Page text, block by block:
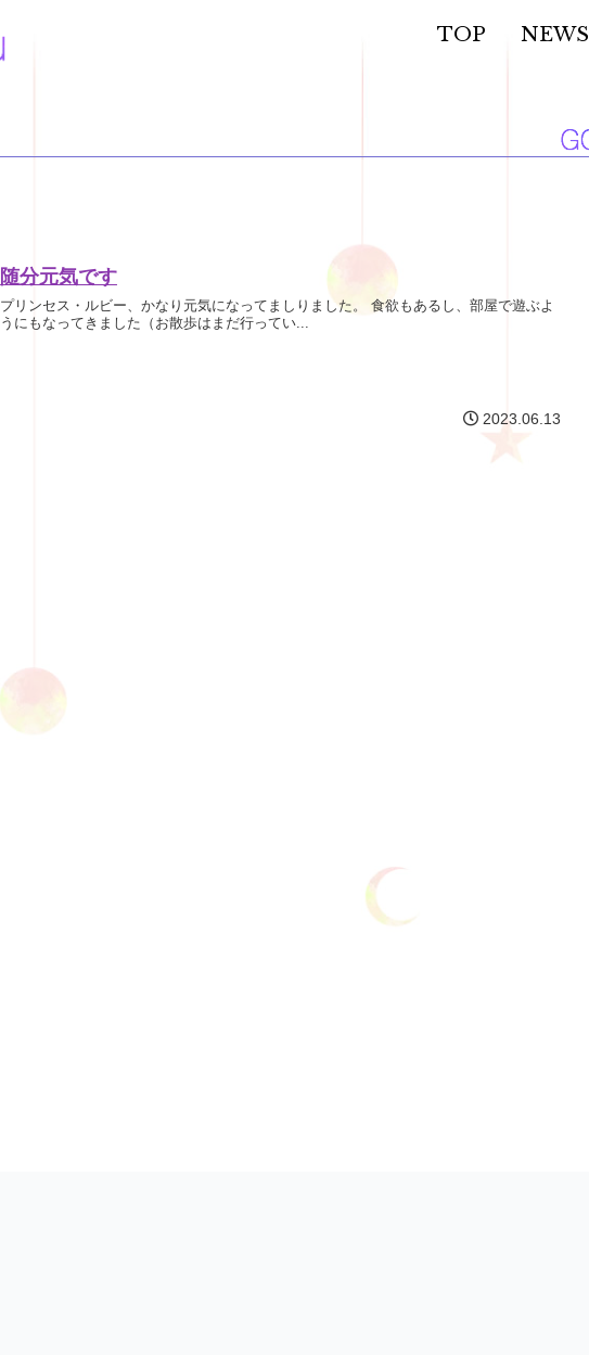
TOP NEWS
随分元気です
プリンセス・ルビー、かなり元気になってましりました。 食欲もあるし、部屋で遊ぶよ
うにもなってきました（お散歩はまだ行ってい...
2023.06.13